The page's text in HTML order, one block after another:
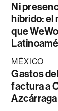
Ni
híbrido: el
que
MÉXICO
Gastos
factura a
Azcárraga